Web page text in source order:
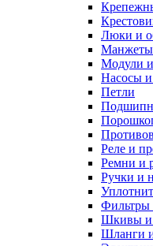
Люки и
Манжеты
Модули
Насосы
Петли
Реле и
Ремни и
Ручки и
Фильтры
Шкивы и
Шланги